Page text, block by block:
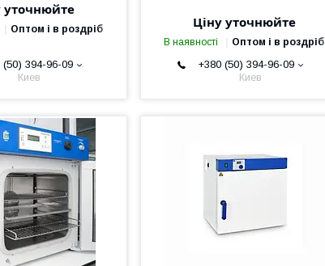
уточнюйте
Оптом і в роздріб
(50) 394-96-09
Киев
Ціну уточнюйте
В наявності Оптом і в роздріб
+380 (50) 394-96-09
Киев